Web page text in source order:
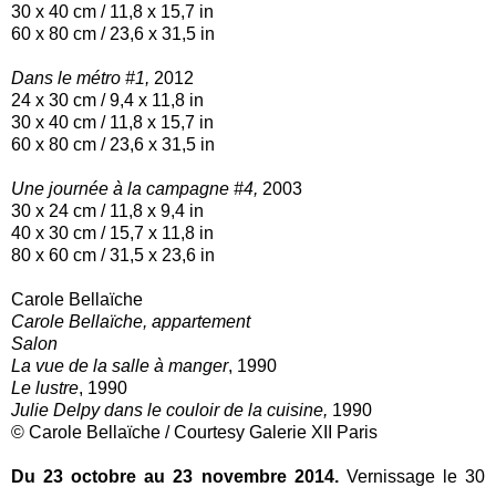
30 x 40 cm / 11,8 x 15,7 in
60 x 80 cm / 23,6 x 31,5 in
Dans le métro #1, 2012
24 x 30 cm / 9,4 x 11,8 in
30 x 40 cm / 11,8 x 15,7 in
60 x 80 cm / 23,6 x 31,5 in
Une journée à la campagne #4, 2003
30 x 24 cm / 11,8 x 9,4 in
40 x 30 cm / 15,7 x 11,8 in
80 x 60 cm / 31,5 x 23,6 in
Carole Bellaïche
Carole Bellaïche, appartement
Salon
La vue de la salle à manger, 1990
Le lustre, 1990
Julie Delpy dans le couloir de la cuisine, 1990
© Carole Bellaïche / Courtesy Galerie XII Paris
Du 23 octobre au 23 novembre 2014. Vernissage le 30